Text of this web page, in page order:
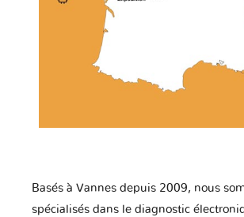
Basés à Vannes depuis 2009, nous
spécialisés dans le diagnostic